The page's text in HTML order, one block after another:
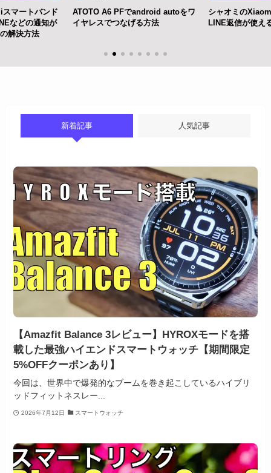
マートバンド
などの通知が
解決方法
ATOTO A6 PFでandroid autoをワ
イヤレスでつなげる方法
シャオミの
LINE返信が使え
新着記事 人気記事
【Amazfit Balance 3レビュー】HYROXモードを搭
載した最強ハイエンドスマートウォッチ【期間限定
5%OFFクーポンあり】
今回は、世界中で爆発的なブームを巻き起こしているハイブリ
ッドフィットネスレー...
2026年7月12日 スマートウォッチ